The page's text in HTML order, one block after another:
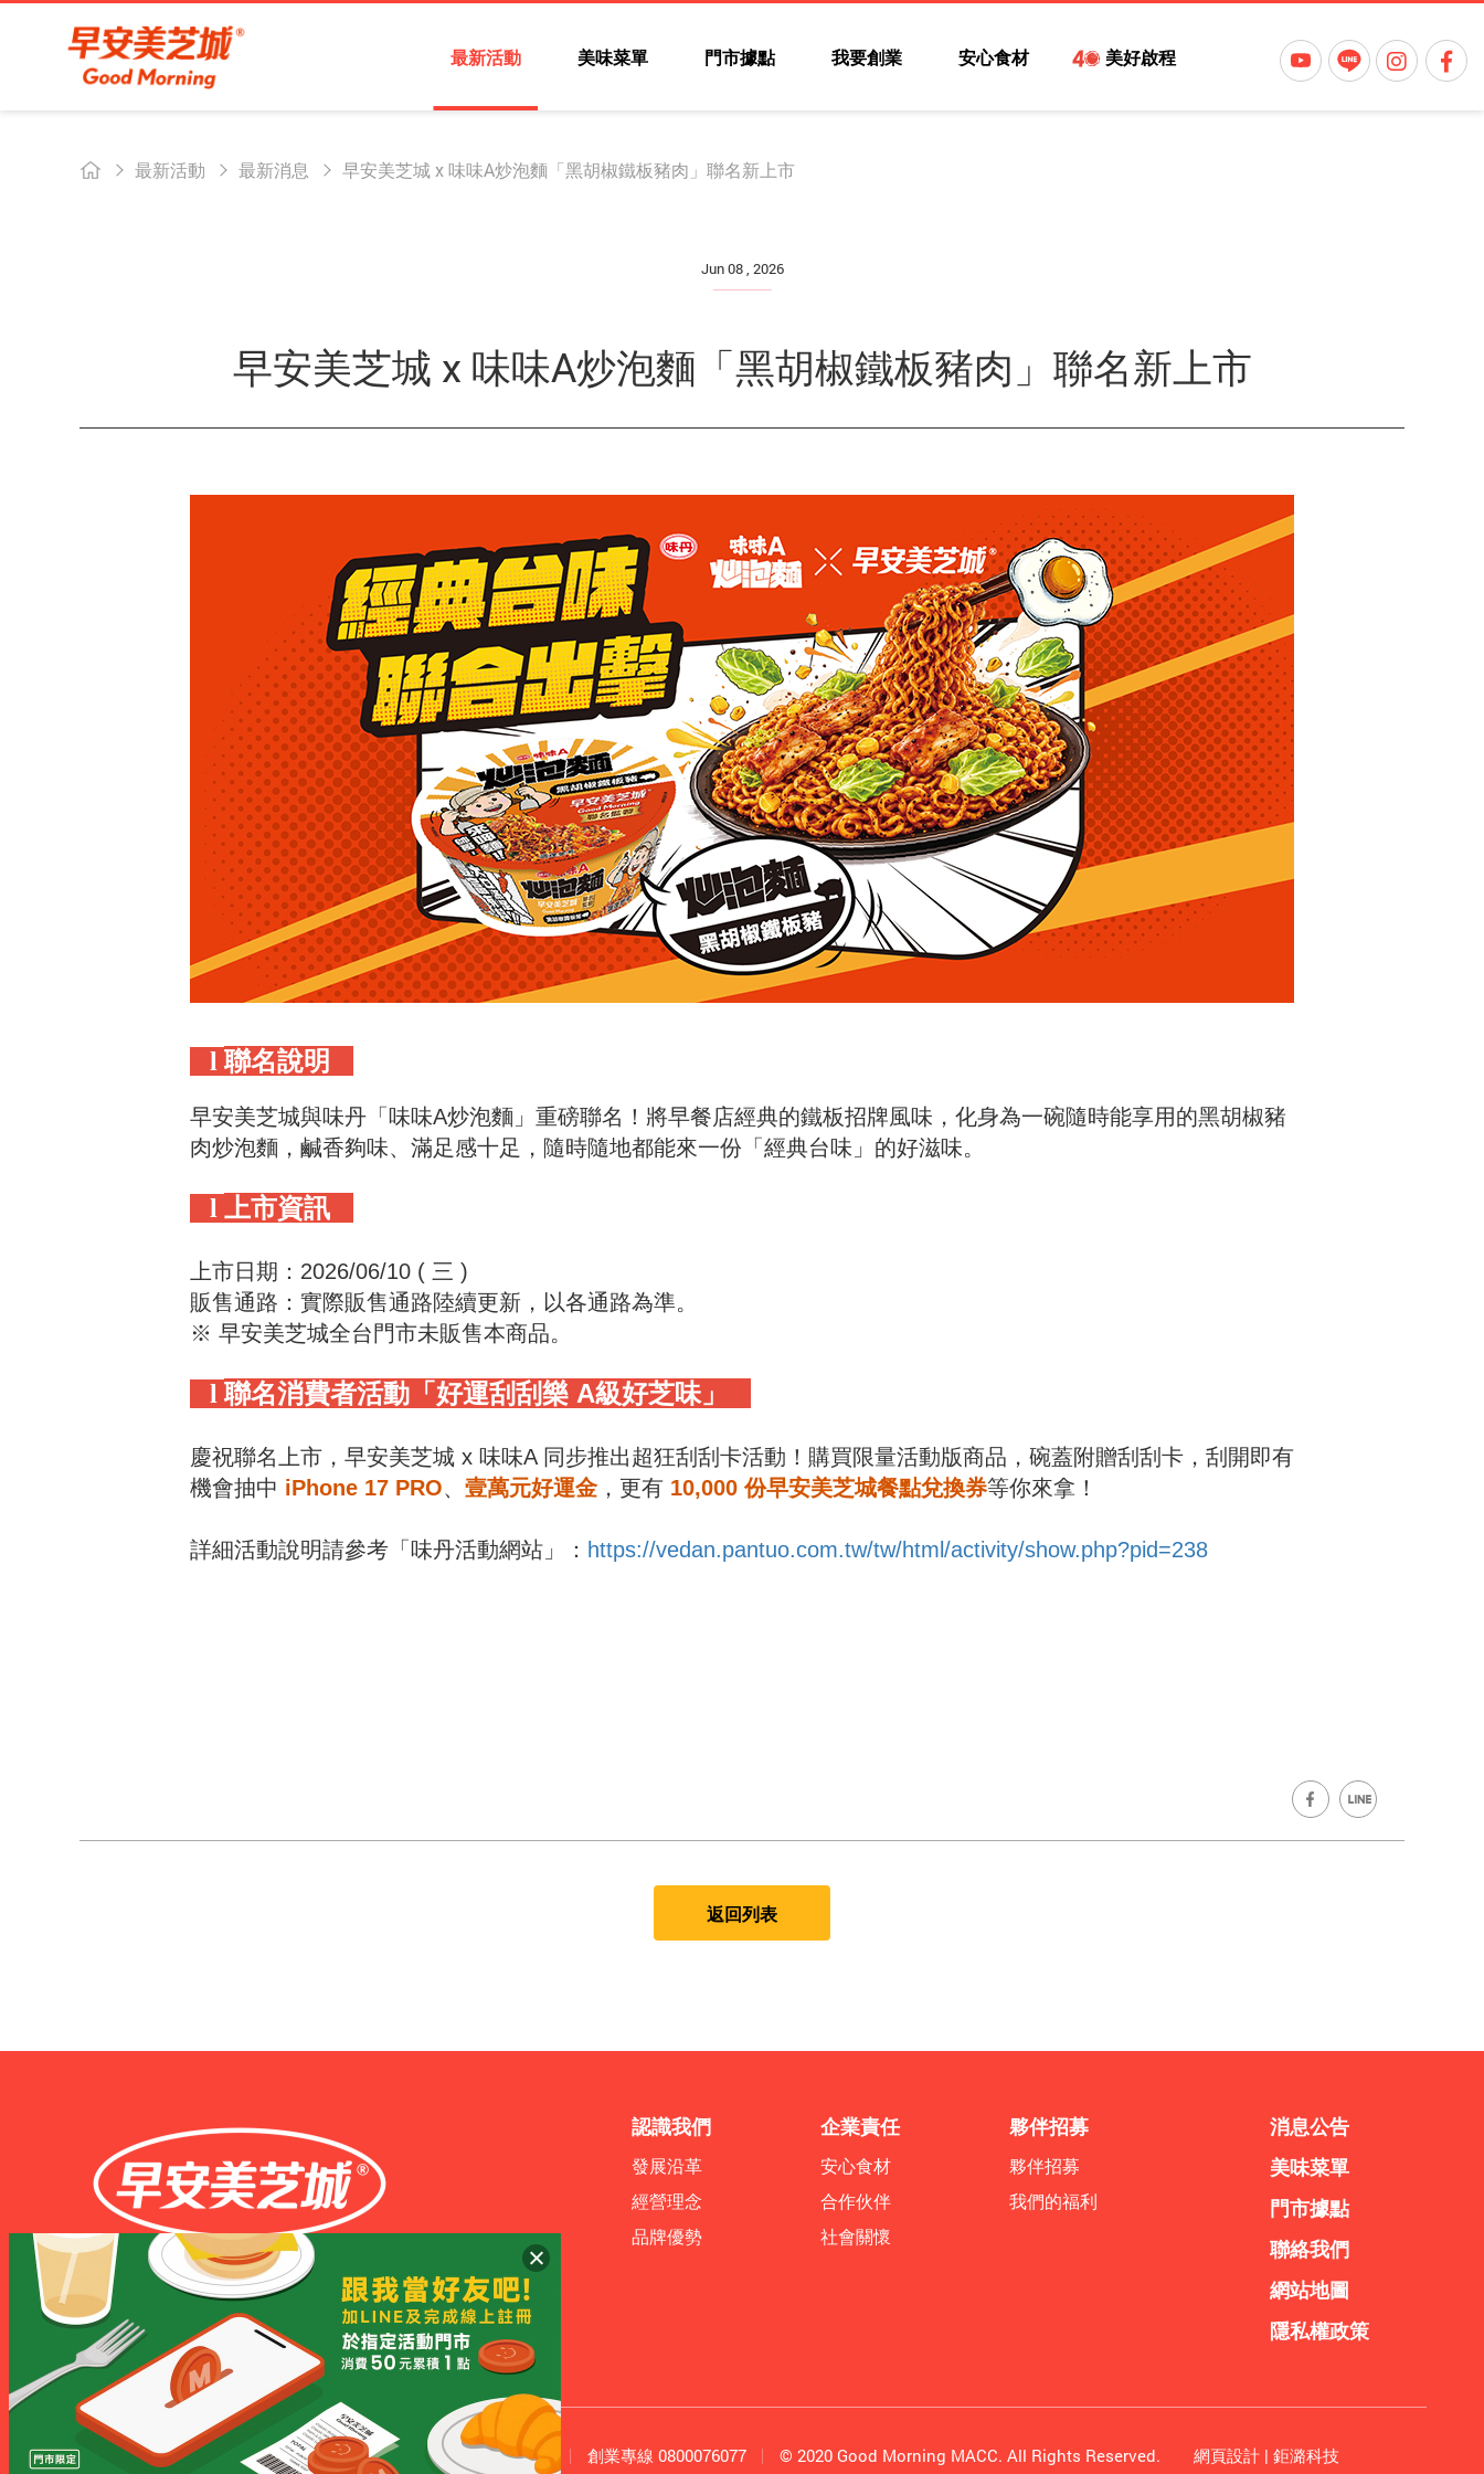
最新活動 美味菜單 門市據點 我要創業 安心食材 美好啟程
最新活動 最新消息 早安美芝城 x 味味A炒泡麵「黑胡椒鐵板豬肉」聯名新上市
Jun 08 , 2026
早安美芝城 x 味味A炒泡麵「黑胡椒鐵板豬肉」聯名新上市
l 聯名說明
早安美芝城與味丹「味味A炒泡麵」重磅聯名！將早餐店經典的鐵板招牌風味，化身為一碗隨時能享用的黑胡椒豬
肉炒泡麵，鹹香夠味、滿足感十足，隨時隨地都能來一份「經典台味」的好滋味。
l 上市資訊
上市日期：2026/06/10 ( 三 )
販售通路：實際販售通路陸續更新，以各通路為準。
※ 早安美芝城全台門市未販售本商品。
l 聯名消費者活動「好運刮刮樂 A級好芝味」
慶祝聯名上市，早安美芝城 x 味味A 同步推出超狂刮刮卡活動！購買限量活動版商品，碗蓋附贈刮刮卡，刮開即有
機會抽中 iPhone 17 PRO、 壹萬元好運金，更有 10,000 份早安美芝城餐點兌換券等你來拿！
詳細活動說明請參考「味丹活動網站」： https://vedan.pantuo.com.tw/tw/html/activity/show.php?pid=238
返回列表
認識我們
發展沿革
經營理念
品牌優勢
企業責任
安心食材
合作伙伴
社會關懷
夥伴招募
夥伴招募
我們的福利
消息公告
美味菜單
門市據點
聯絡我們
網站地圖
隱私權政策
台南市安平工業區新平路7-1號 公司電話06-2635678 創業專線 0800076077 © 2020 Good Morning MACC. All Rights Reserved. 網頁設計| 鉅潞科技